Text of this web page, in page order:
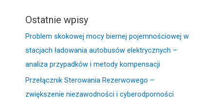
Ostatnie wpisy
Problem skokowej mocy biernej pojemnościowej w
stacjach ładowania autobusów elektrycznych –
analiza przypadków i metody kompensacji
Przełącznik Sterowania Rezerwowego –
zwiększenie niezawodności i cyberodporności